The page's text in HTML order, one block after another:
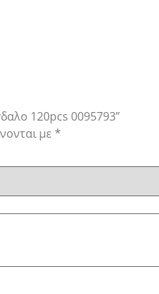
120pcs 0095793”
με *